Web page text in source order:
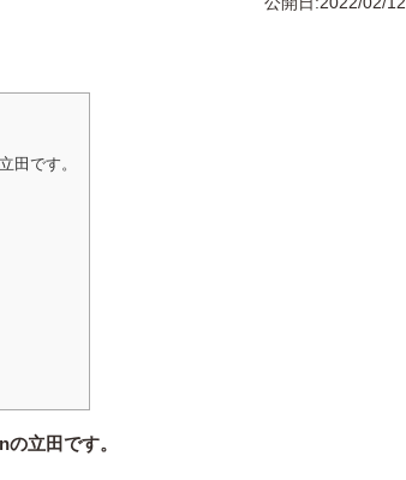
田です。
立田です。